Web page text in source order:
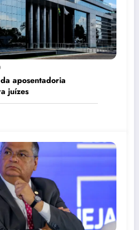
aposentadoria
juízes